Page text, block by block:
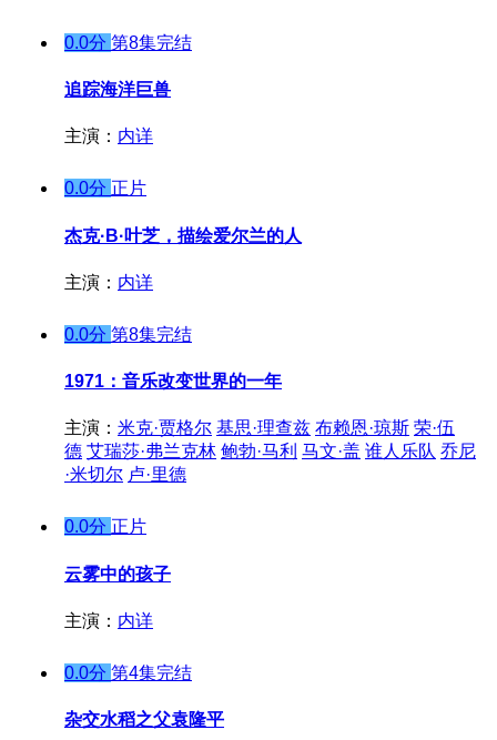
0.0分 第8集完结
追踪海洋巨兽
主演： 内详
0.0分 正片
杰克·B·叶芝，描绘爱尔兰的人
主演： 内详
0.0分 第8集完结
1971：音乐改变世界的一年
主演： 米克·贾格尔 基思·理查兹 布赖恩·琼斯 荣·伍
德 艾瑞莎·弗兰克林 鲍勃·马利 马文·盖 谁人乐队 乔尼
·米切尔 卢·里德
0.0分 正片
云雾中的孩子
主演： 内详
0.0分 第4集完结
杂交水稻之父袁隆平